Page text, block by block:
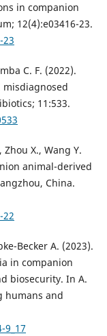
in companion
12(4):e03416-23.
C. F. (2022).
11:533.
Zhou X., Wang Y.
animal-derived
China.
Becker A. (2023).
in companion
biosecurity. In A.
humans and